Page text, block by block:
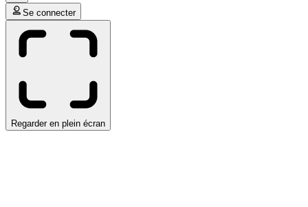
Se connecter
Regarder en plein écran